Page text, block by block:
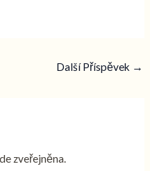
Další Příspěvek →
zveřejněna.